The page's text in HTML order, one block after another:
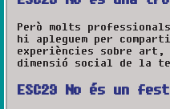
Però molts
hi apleguem per
experiències sobre art,
dimensió social de la
ESC23 No és un